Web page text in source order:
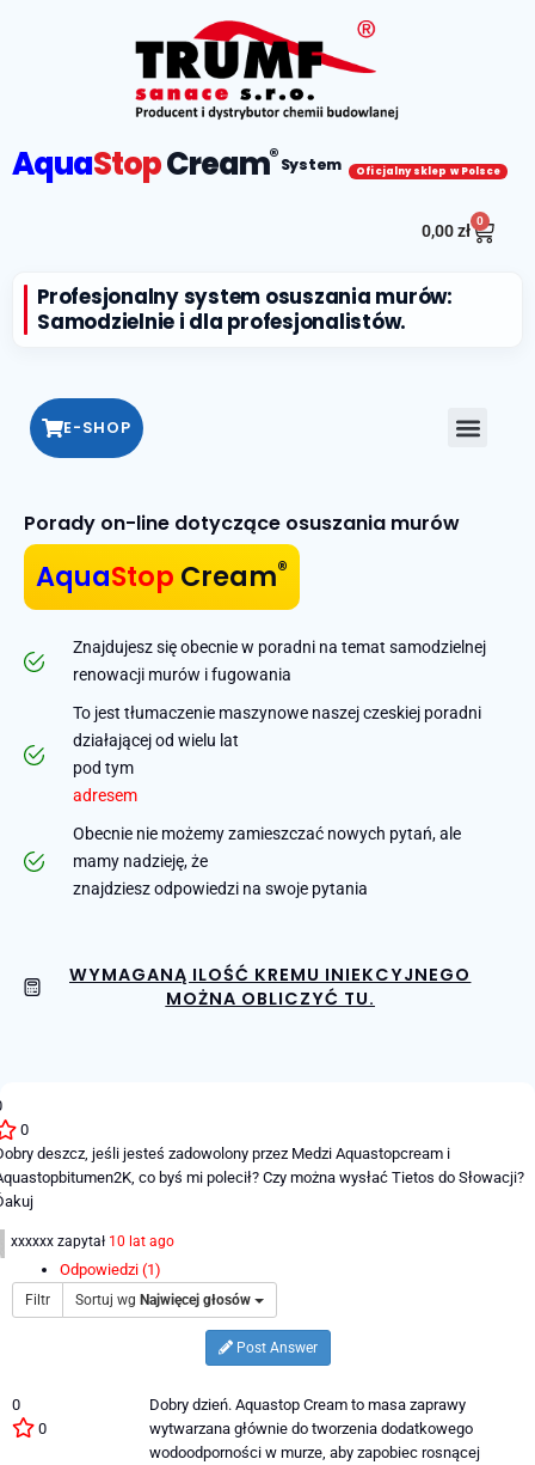
AquaStopCream®System Oficjalny sklep w Polsce
0,00zł
0
Profesjonalny system osuszania murów:
Samodzielnie i dla profesjonalistów.
E-SHOP
Porady on-line dotyczące osuszania murów
AquaStop Cream®
Znajdujesz się obecnie w poradni na temat samodzielnej
renowacji murów i fugowania
To jest tłumaczenie maszynowe naszej czeskiej poradni
działającej od wielu lat
pod tym
adresem
Obecnie nie możemy zamieszczać nowych pytań, ale
mamy nadzieję, że
znajdziesz odpowiedzi na swoje pytania
WYMAGANĄ ILOŚĆ KREMU INIEKCYJNEGO
MOŻNA OBLICZYĆ TU.
0
deszcz, jeśli jesteś zadowolony przez Medzi Aquastopcream i
co byś mi polecił? Czy można wysłać Tietos do Słowacji?
xxxxxx zapytał 10 lat ago
Odpowiedzi (1)
Filtr Sortuj wg Najwięcej głosów
Post Answer
0
0
Dobry dzień. Aquastop Cream to masa zaprawy
wytwarzana głównie do tworzenia dodatkowego
wodoodporności w murze, aby zapobiec rosnącej